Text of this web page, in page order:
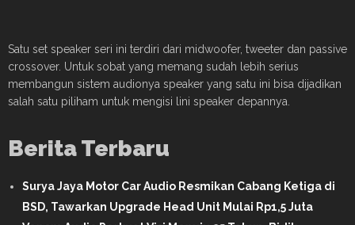
Satu set speaker seri ini terdiri dari midwoofer, tweeter dan passive
crossover. Untuk sobat yang memang sudah lebih serius
membangun sistem audionya speaker yang satu ini bisa dijadikan
salah satu piliham untuk mengisi lini speaker depannya.
Berita Terbaru
Surya Jaya Motor Car Audio Resmikan Cabang Ketiga di
BSD, Tawarkan Upgrade Head Unit Mulai Rp1,5 Juta